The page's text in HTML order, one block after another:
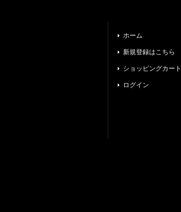
ホーム
新規登録はこちら
ショッピングカート
ログイン